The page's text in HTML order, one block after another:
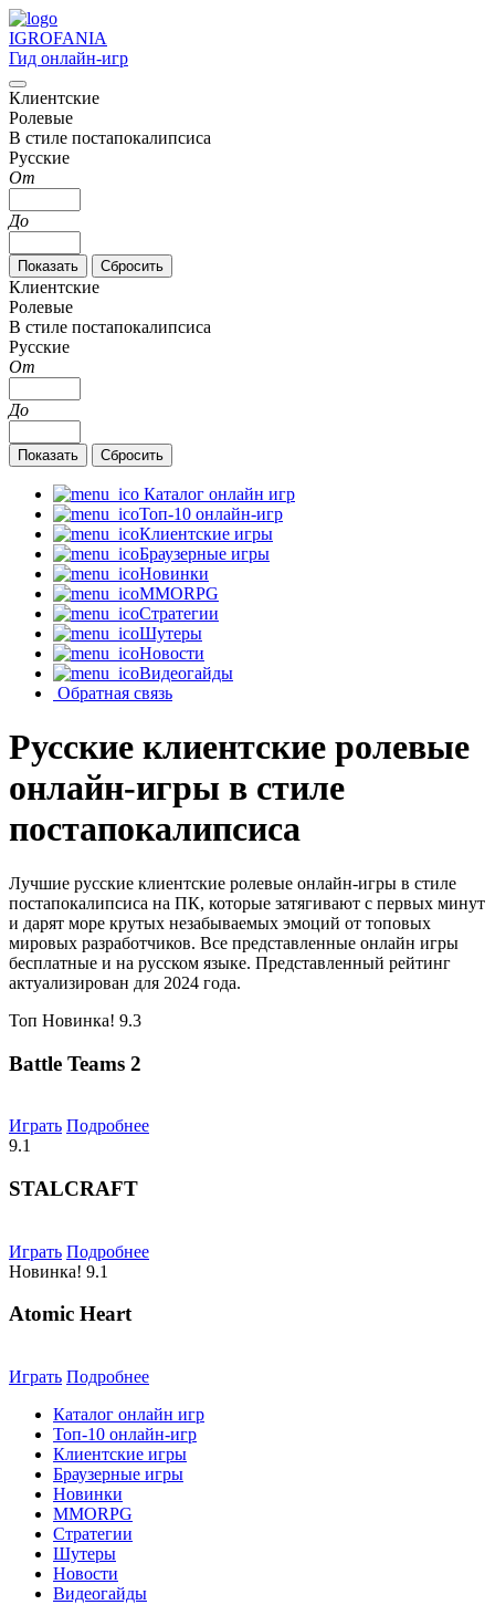
IGROFANIA
Гид онлайн-игр
Клиентские
Ролевые
В стиле постапокалипсиса
Русские
От
До
Клиентские
Ролевые
В стиле постапокалипсиса
Русские
От
До
Каталог онлайн игр
Топ-10 онлайн-игр
Клиентские игры
Браузерные игры
Новинки
MMORPG
Стратегии
Шутеры
Новости
Видеогайды
Обратная связь
Русские клиентские ролевые
онлайн-игры в стиле
постапокалипсиса
Лучшие русские клиентские ролевые онлайн-игры в стиле
постапокалипсиса на ПК, которые затягивают с первых минут
и дарят море крутых незабываемых эмоций от топовых
мировых разработчиков. Все представленные онлайн игры
бесплатные и на русском языке. Представленный рейтинг
актуализирован для 2024 года.
Топ Новинка! 9.3
Battle Teams 2
Играть Подробнее
9.1
STALCRAFT
Играть Подробнее
Новинка! 9.1
Atomic Heart
Играть Подробнее
Каталог онлайн игр
Топ-10 онлайн-игр
Клиентские игры
Браузерные игры
Новинки
MMORPG
Стратегии
Шутеры
Новости
Видеогайды